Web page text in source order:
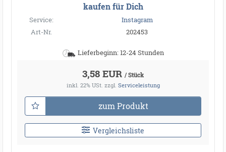
kaufen für Dich
Service:
Instagram
Art-Nr.
202453
Lieferbeginn: 12-24 Stunden
3,58 EUR / Stück
inkl. 22% USt. zzgl. Serviceleistung
zum Produkt
Vergleichsliste